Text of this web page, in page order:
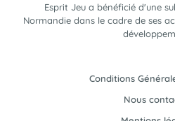
Esprit Jeu a bénéficié d'une
Normandie dans le cadre de ses
Conditions
Nous